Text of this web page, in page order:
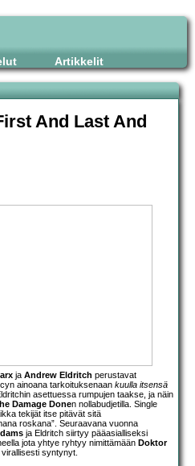
Artikkelit
And Last And
ja Andrew Eldritch perustavat
ainoana tarkoituksenaan kuulla itsensä
asettuessa rumpujen taakse, ja näin
Damage Donen nollabudjetilla. Single
tekijät itse pitävät sitä
roskana”. Seuraavana vuonna
ja Eldritch siirtyy pääasialliseksi
jota yhtye ryhtyy nimittämään Doktor
syntynyt.